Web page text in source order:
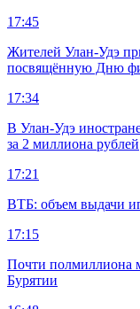
17:45
Жителей Улан-Удэ
посвящённую Дню
17:34
В Улан-Удэ
за 2 миллиона рублей
17:21
ВТБ: объем выдачи
17:15
Почти полмиллиона
Бурятии